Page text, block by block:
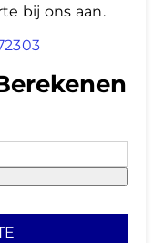
bij ons aan.